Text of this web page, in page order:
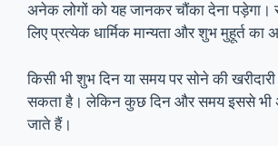
अनेक लोगों को यह जानकर चौंका देना पड़ेगा।
लिए प्रत्येक धार्मिक मान्यता और शुभ मुहूर्त का
किसी भी शुभ दिन या समय पर सोने की
सकता है। लेकिन कुछ दिन और समय इससे भी
जाते हैं।